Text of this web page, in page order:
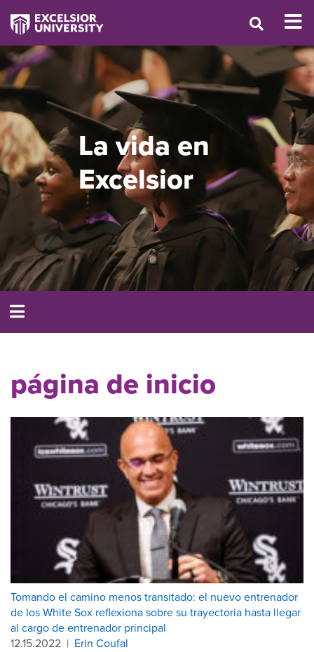
La vida en
Excelsior
página de inicio
Tomando el camino menos transitado: el nuevo entrenador
de los White Sox reflexiona sobre su trayectoria hasta llegar
al cargo de entrenador principal
12.15.2022 | Erin Coufal